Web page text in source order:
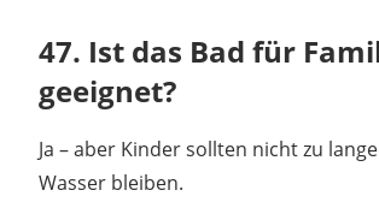
47. Ist das Bad für
geeignet?
Ja – aber Kinder sollten nicht zu
Wasser bleiben.